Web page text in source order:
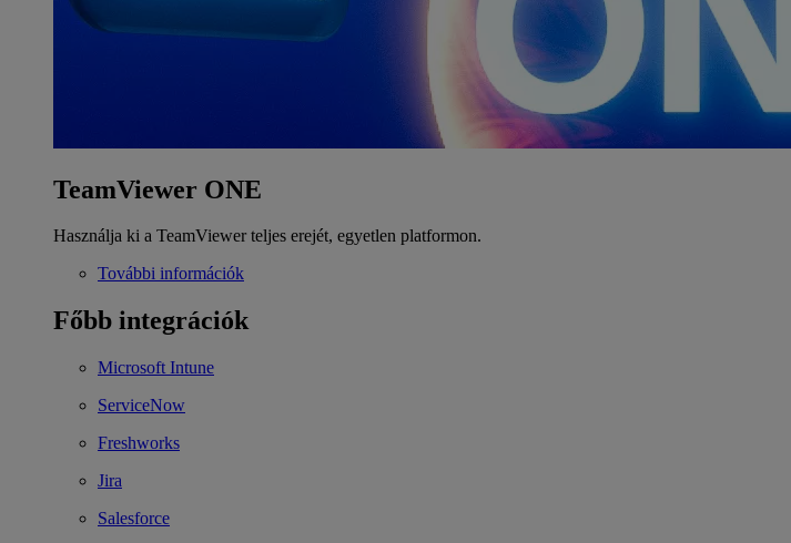
TeamViewer ONE
Használja ki a TeamViewer teljes erejét, egyetlen platformon.
További információk
Főbb integrációk
Microsoft Intune
ServiceNow
Freshworks
Jira
Salesforce